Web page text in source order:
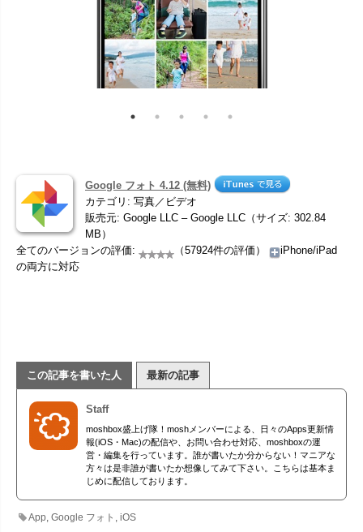
Google フォト 4.12 (無料)
カテゴリ: 写真／ビデオ
販売元: Google LLC – Google LLC（サイズ: 302.84
MB）
全てのバージョンの評価:
（57924件の評価）
iPhone/iPad
の両方に対応
この記事を書いた人 最新の記事
Staff
moshbox盛上げ隊！moshメンバーによる、日々のApps更新情
報(iOS・Mac)の配信や、お問い合わせ対応、moshboxの運
営・編集を行っています。誰が書いたか分からない！マニアな
方々は是非誰が書いたか想像してみて下さい。こちらは基本ま
じめに配信しております。
App,Google フォト ,iOS